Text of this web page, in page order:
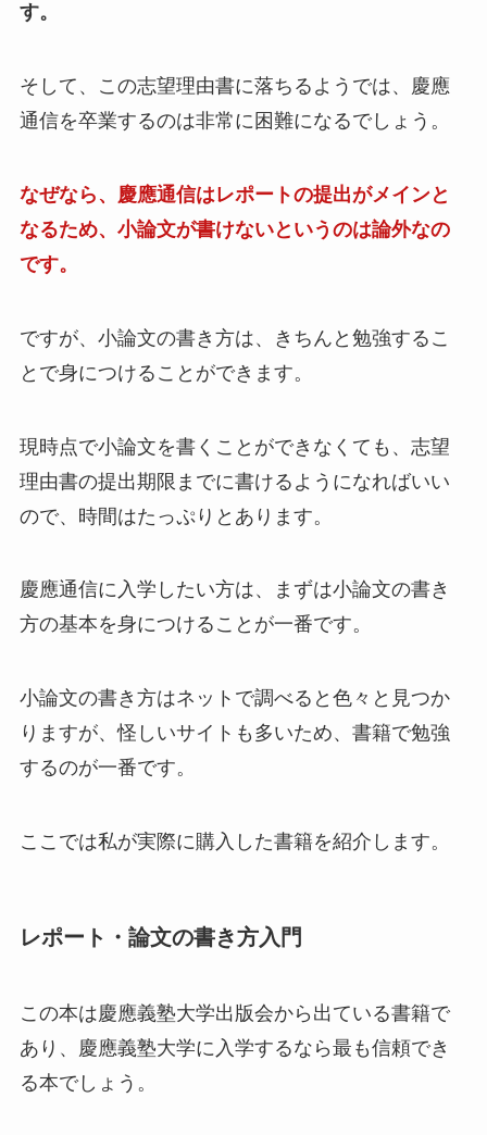
す。
そして、この志望理由書に落ちるようでは、慶應
通信を卒業するのは非常に困難になるでしょう。
なぜなら、慶應通信はレポートの提出がメインと
なるため、小論文が書けないというのは論外なの
です。
ですが、小論文の書き方は、きちんと勉強するこ
とで身につけることができます。
現時点で小論文を書くことができなくても、志望
理由書の提出期限までに書けるようになればいい
ので、時間はたっぷりとあります。
慶應通信に入学したい方は、まずは小論文の書き
方の基本を身につけることが一番です。
小論文の書き方はネットで調べると色々と見つか
りますが、怪しいサイトも多いため、書籍で勉強
するのが一番です。
ここでは私が実際に購入した書籍を紹介します。
レポート・論文の書き方入門
この本は慶應義塾大学出版会から出ている書籍で
あり、慶應義塾大学に入学するなら最も信頼でき
る本でしょう。